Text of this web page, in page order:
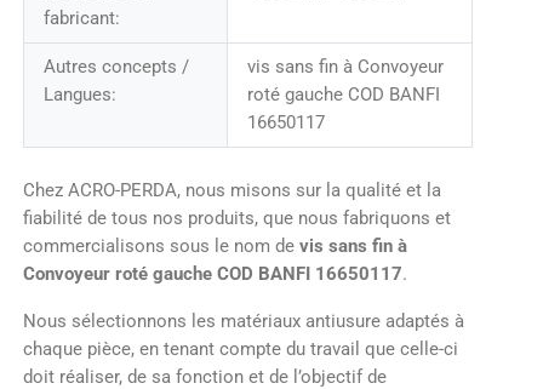
fabricant:
Autres concepts /
Langues:
vis sans fin à Convoyeur
roté gauche COD BANFI
16650117
Chez ACRO-PERDA, nous misons sur la qualité et la
fiabilité de tous nos produits, que nous fabriquons et
commercialisons sous le nom de vis sans fin à
Convoyeur roté gauche COD BANFI 16650117.
Nous sélectionnons les matériaux antiusure adaptés à
chaque pièce, en tenant compte du travail que celle-ci
doit réaliser, de sa fonction et de l’objectif de